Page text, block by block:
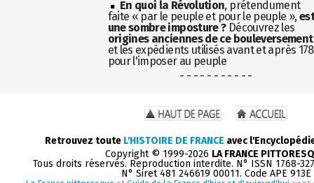
En quoi la Révolution, prétendument
faite « par le peuple et pour le peuple »,
une sombre imposture ?Découvrez les
origines anciennes de ce bouleversement
et les expédients utilisés avant et après
pour l'imposer au peuple
- - - - - - - - - - -
Retrouvez toute L'HISTOIRE DE FRANCE avec
Copyright © 1999-2026 LA FRANCE
Tous droits réservés. Reproduction interdite. N° ISSN 1768-
N° Siret 481 246619 00011. Code APE 913E